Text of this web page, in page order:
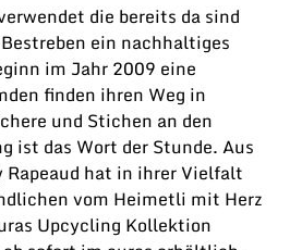
die bereits da sind
ein nachhaltiges
im Jahr 2009 eine
finden ihren Weg in
und Stichen an den
ist das Wort der Stunde. Aus
hat in ihrer Vielfalt
vom Heimetli mit Herz
Upcycling Kollektion